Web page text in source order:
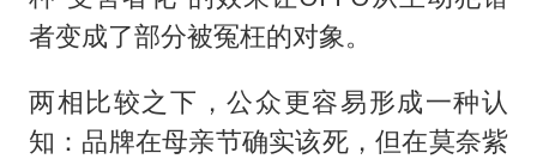
者变成了部分被冤枉的对象。
两相比较之下，公众更容易形成一种认
知：品牌在母亲节确实该死，但在莫奈紫